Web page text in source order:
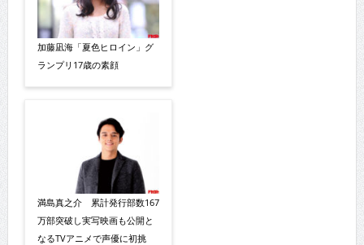
加藤凪海「夏色ヒロイン」グ
ランプリ17歳の素顔
満島真之介 累計発行部数167
万部突破し実写映画も公開と
なるTVアニメで声優に初挑